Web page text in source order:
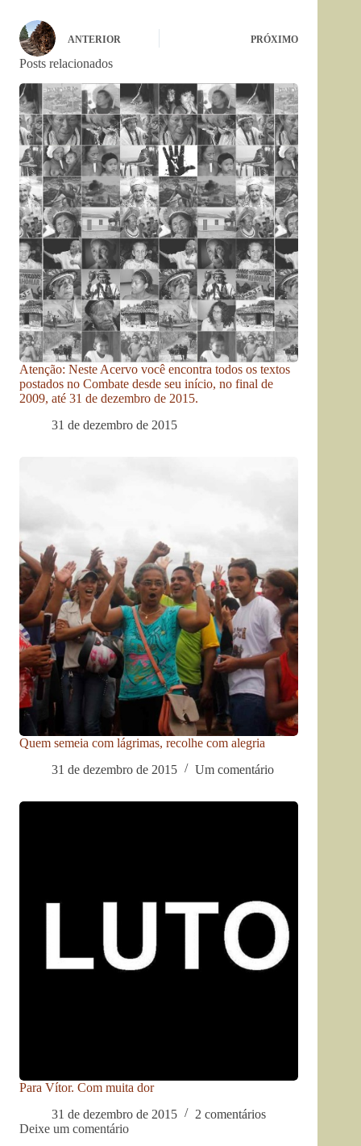
ANTERIOR PRÓXIMO
Posts relacionados
Atenção: Neste Acervo você encontra todos os textos
postados no Combate desde seu início, no final de
2009, até 31 de dezembro de 2015.
31 de dezembro de 2015
Quem semeia com lágrimas, recolhe com alegria
31 de dezembro de 2015
Um comentário
Para Vítor. Com muita dor
31 de dezembro de 2015
2 comentários
Deixe um comentário